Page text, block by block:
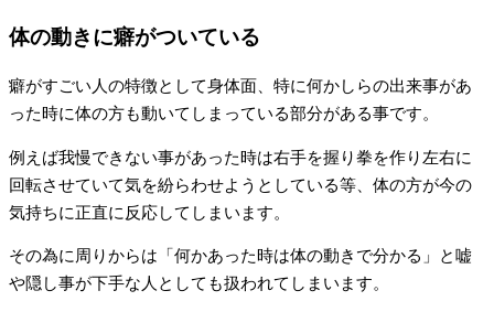
体の動きに癖がついている
癖がすごい人の特徴として身体面、特に何かしらの出来事があ
った時に体の方も動いてしまっている部分がある事です。
例えば我慢できない事があった時は右手を握り拳を作り左右に
回転させていて気を紛らわせようとしている等、体の方が今の
気持ちに正直に反応してしまいます。
その為に周りからは「何かあった時は体の動きで分かる」と嘘
や隠し事が下手な人としても扱われてしまいます。